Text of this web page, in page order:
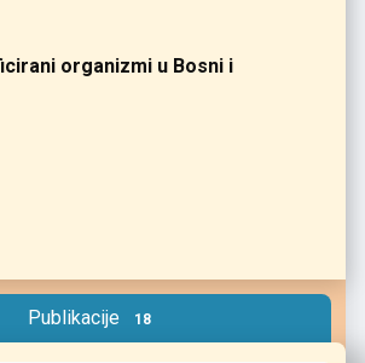
organizmi u Bosni i
Publikacije 18